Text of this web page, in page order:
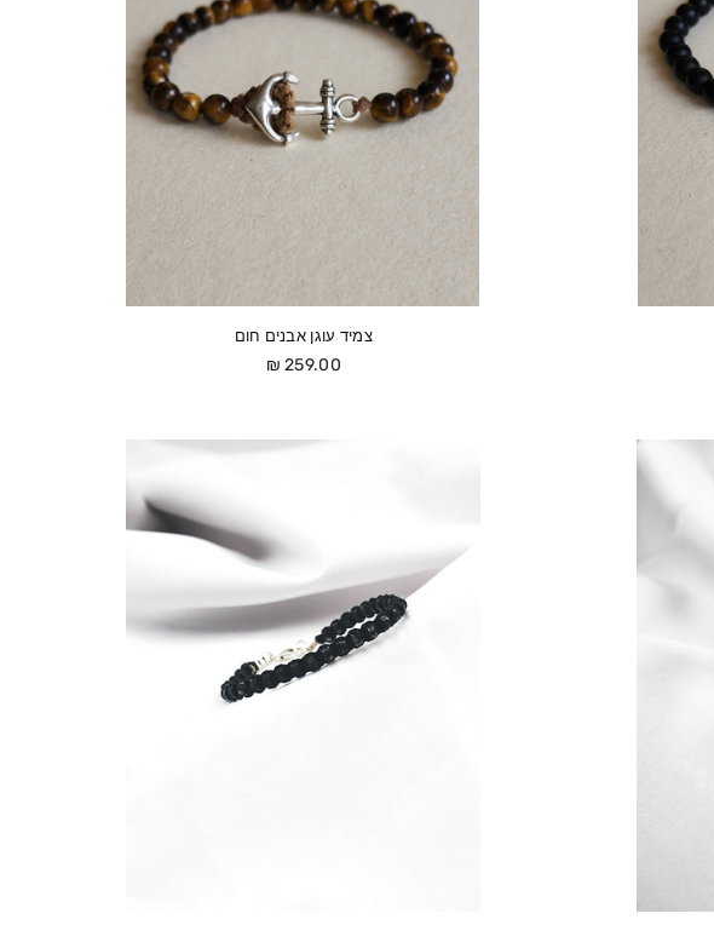
צמיד עוגן אבנים חום
מחיר
259.00 ₪